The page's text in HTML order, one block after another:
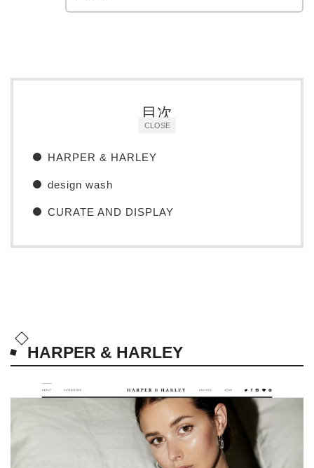
CLOSE
目次
HARPER & HARLEY
design wash
CURATE AND DISPLAY
HARPER & HARLEY